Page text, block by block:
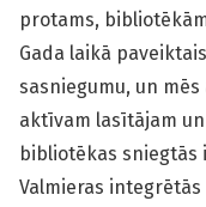
protams,
Gada laikā
sasniegumu, un
aktīvam lasītājam un
bibliotēkas sniegtās
Valmieras